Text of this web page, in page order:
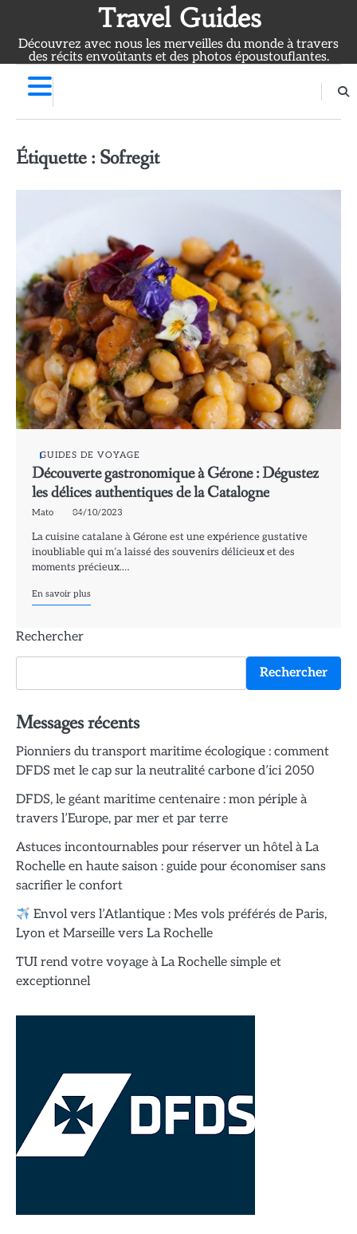
content
Travel Guides
Découvrez avec nous les merveilles du monde à travers
des récits envoûtants et des photos époustouflantes.
Étiquette : Sofregit
GUIDES DE VOYAGE
Découverte gastronomique à Gérone : Dégustez
les délices authentiques de la Catalogne
Mato 04/10/2023
La cuisine catalane à Gérone est une expérience gustative
inoubliable qui m’a laissé des souvenirs délicieux et des
moments précieux.…
En savoir plus
Rechercher
Rechercher
Messages récents
Pionniers du transport maritime écologique : comment
DFDS met le cap sur la neutralité carbone d’ici 2050
DFDS, le géant maritime centenaire : mon périple à
travers l’Europe, par mer et par terre
Astuces incontournables pour réserver un hôtel à La
Rochelle en haute saison : guide pour économiser sans
sacrifier le confort
Envol vers l’Atlantique : Mes vols préférés de Paris,
Lyon et Marseille vers La Rochelle
TUI rend votre voyage à La Rochelle simple et
exceptionnel